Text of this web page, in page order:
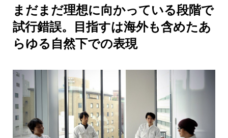
まだまだ理想に向かっている段階で
試行錯誤。目指すは海外も含めたあ
らゆる自然下での表現